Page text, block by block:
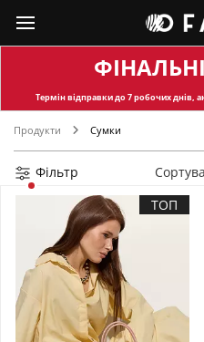
Термін відправкидо 7 робочих днів,
Продукти Сумки
Фільтр
ТОП